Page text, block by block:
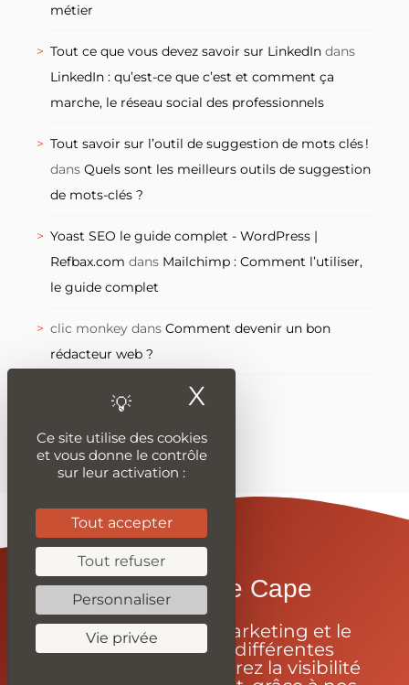
métier
Tout ce que vous devez savoir sur LinkedIn dans
LinkedIn : qu’est-ce que c’est et comment ça
marche, le réseau social des professionnels
Tout savoir sur l’outil de suggestion de mots clés !
dans Quels sont les meilleurs outils de suggestion
de mots-clés ?
Yoast SEO le guide complet - WordPress |
Refbax.com dans Mailchimp : Comment l’utiliser,
le guide complet
clic monkey dans Comment devenir un bon
rédacteur web ?
Enfilez-Votre Cape
Apprenez le webmarketing et le
code grâce à nos différentes
ressources et améliorez la visibilité
Ce site utilise des cookies
et vous donne le contrôle
sur leur activation :
Tout accepter
Tout refuser
Personnaliser
Vie privée
X